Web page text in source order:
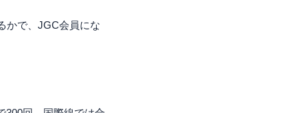
かで、JGC会員にな